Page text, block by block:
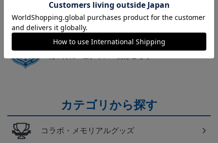
の必須アイテム！
ヴァンフォーレ甲府のすべてのグッズをチェックし
カテゴリから探す
コラボ・メモリアルグッズ